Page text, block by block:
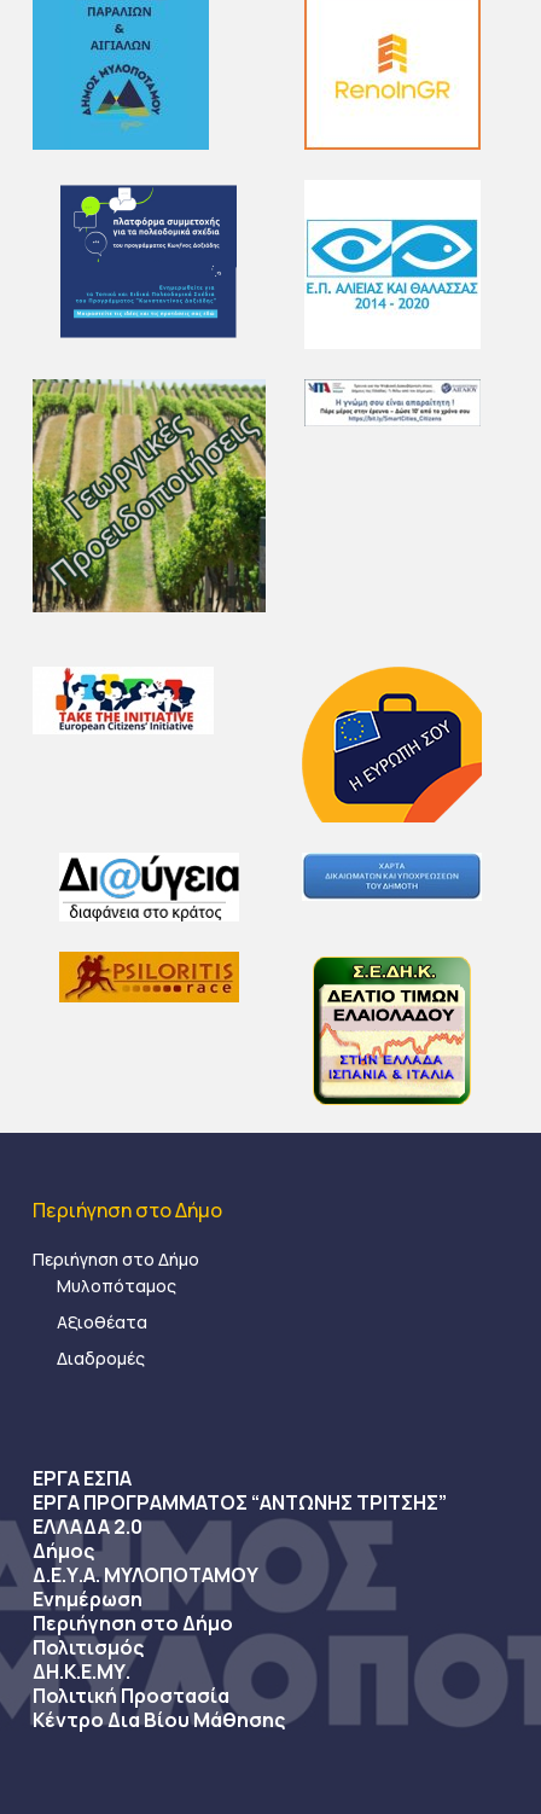
Περιήγηση στο Δήμο
Περιήγηση στο Δήμο
Μυλοπόταμος
Αξιοθέατα
Διαδρομές
ΕΡΓΑ ΕΣΠΑ
ΕΡΓΑ ΠΡΟΓΡΑΜΜΑΤΟΣ “ΑΝΤΩΝΗΣ ΤΡΙΤΣΗΣ”
ΕΛΛΑΔΑ 2.0
Δήμος
Δ.Ε.Υ.Α. ΜΥΛΟΠΟΤΑΜΟΥ
Ενημέρωση
Περιήγηση στο Δήμο
Πολιτισμός
ΔΗ.Κ.Ε.ΜΥ.
Πολιτική Προστασία
Κέντρο Δια Βίου Μάθησης